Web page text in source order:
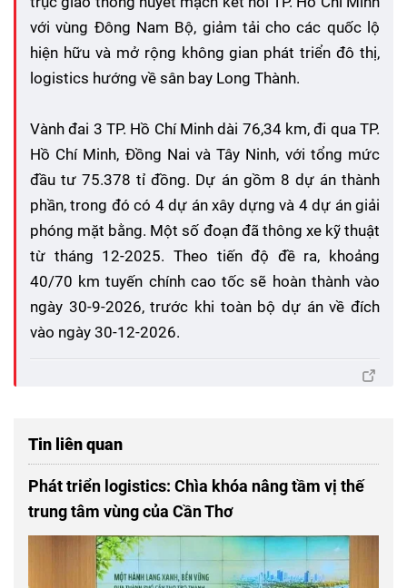
với vùng Đông Nam Bộ, giảm tải cho các quốc lộ
hiện hữu và mở rộng không gian phát triển đô thị,
logistics hướng về sân bay Long Thành.
Vành đai 3 TP. Hồ Chí Minh dài 76,34 km, đi qua TP.
Hồ Chí Minh, Đồng Nai và Tây Ninh, với tổng mức
đầu tư 75.378 tỉ đồng. Dự án gồm 8 dự án thành
phần, trong đó có 4 dự án xây dựng và 4 dự án giải
phóng mặt bằng. Một số đoạn đã thông xe kỹ thuật
từ tháng 12-2025. Theo tiến độ đề ra, khoảng
40/70 km tuyến chính cao tốc sẽ hoàn thành vào
ngày 30-9-2026, trước khi toàn bộ dự án về đích
vào ngày 30-12-2026.
Tin liên quan
Phát triển logistics: Chìa khóa nâng tầm vị thế
trung tâm vùng của Cần Thơ